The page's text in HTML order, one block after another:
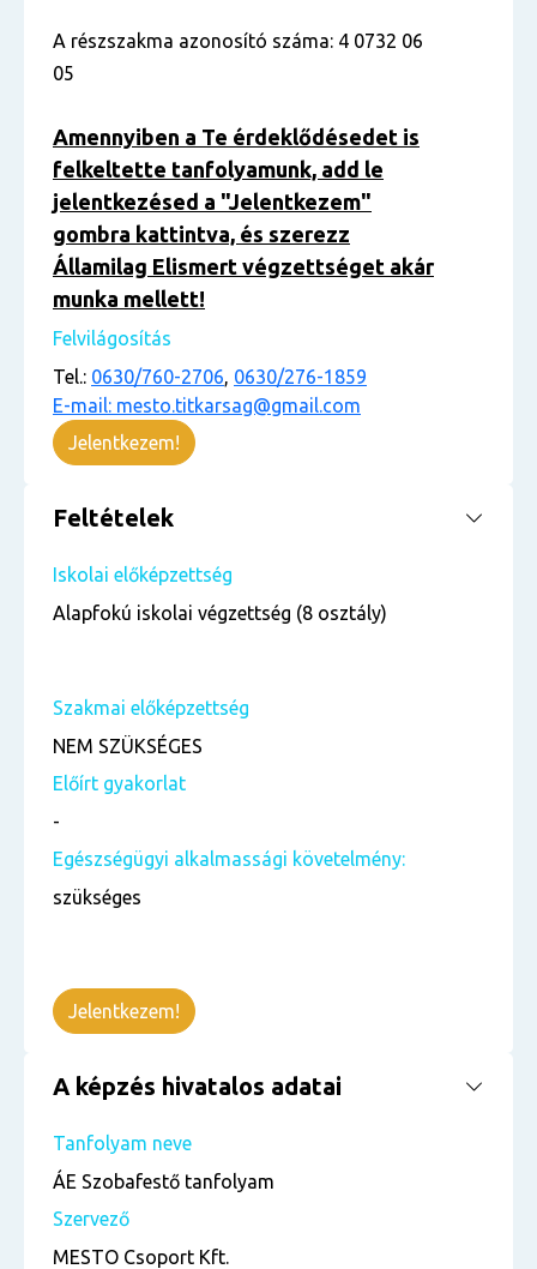
A részszakma azonosító száma: 4 0732 06
05
Amennyiben a Te érdeklődésedet is
felkeltette tanfolyamunk, add le
jelentkezésed a "Jelentkezem"
gombra kattintva, és szerezz
Államilag Elismert végzettséget akár
munka mellett!
Felvilágosítás
Tel.: 0630/760-2706, 0630/276-1859
E-mail: mesto.titkarsag@gmail.com
Jelentkezem!
Feltételek
Iskolai előképzettség
Alapfokú iskolai végzettség (8 osztály)
Szakmai előképzettség
NEM SZÜKSÉGES
Előírt gyakorlat
-
Egészségügyi alkalmassági követelmény:
szükséges
Jelentkezem!
A képzés hivatalos adatai
Tanfolyam neve
ÁE Szobafestő tanfolyam
Szervező
MESTO Csoport Kft.